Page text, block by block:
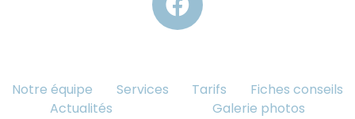
Notre équipe Services Tarifs
Fiches conseils
Actualités
Galerie photos